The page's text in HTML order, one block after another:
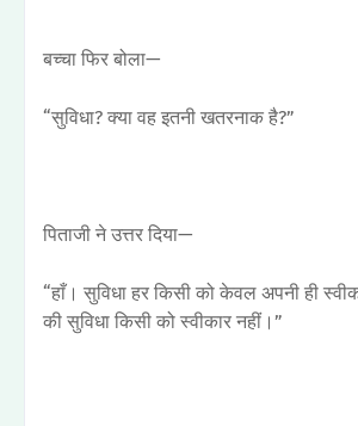
बच्चा फिर बोला—
“सुविधा? क्या वह इतनी खतरनाक है?”
पिताजी ने उत्तर दिया—
“हाँ। सुविधा हर किसी को केवल अपनी ही
की सुविधा किसी को स्वीकार नहीं।”